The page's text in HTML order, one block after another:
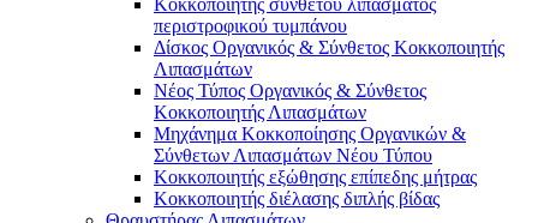
Κοκκοποιητής σύνθετου λιπάσματος
περιστροφικού τυμπάνου
Δίσκος Οργανικός & Σύνθετος Κοκκοποιητής
Λιπασμάτων
Νέος Τύπος Οργανικός & Σύνθετος
Κοκκοποιητής Λιπασμάτων
Μηχάνημα Κοκκοποίησης Οργανικών &
Σύνθετων Λιπασμάτων Νέου Τύπου
Κοκκοποιητής εξώθησης επίπεδης μήτρας
Κοκκοποιητής διέλασης διπλής βίδας